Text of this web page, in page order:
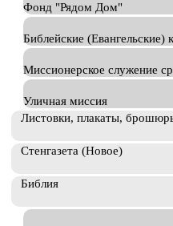
Фонд "Рядом Дом"
Библейские (Евангельские)
Миссионерское служение
Уличная миссия
Листовки, плакаты,
Стенгазета (Новое)
Библия